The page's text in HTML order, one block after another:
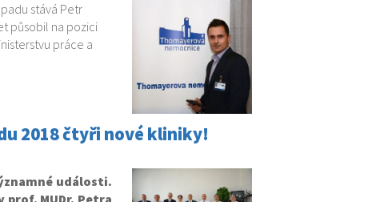
stává Petr
působil na pozici
práce a
2018 čtyři nové kliniky!
události.